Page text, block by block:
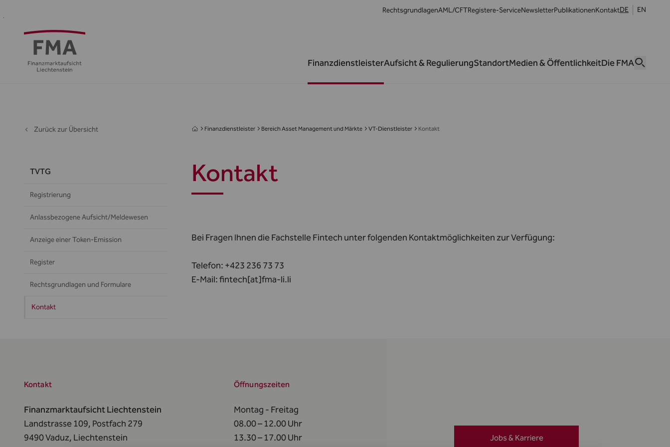
Regulierung
Öffentlichkeit
RechtsgrundlagenAML/CFTRegistere-ServiceNewsletterPublikationenKontaktDE EN
FinanzdienstleisterAufsicht & RegulierungStandortMedien & ÖffentlichkeitDie FMA
Zurück zur Übersicht
TVTG
Registrierung
Anlassbezogene Aufsicht/Meldewesen
Anzeige einer Token-Emission
Register
Rechtsgrundlagen und Formulare
Kontakt
Finanzdienstleister Bereich Asset Management und Märkte VT-Dienstleister Kontakt
Kontakt
Bei Fragen Ihnen die Fachstelle Fintech unter folgenden Kontaktmöglichkeiten zur Verfügung:
Telefon: +423 236 73 73
E-Mail:fintech[at]fma-li.li
Kontakt
Finanzmarktaufsicht Liechtenstein
Landstrasse 109, Postfach 279
9490 Vaduz, Liechtenstein
Öffnungszeiten
Montag - Freitag
08.00 – 12.00 Uhr
13.30 – 17.00 Uhr
Jobs & Karriere